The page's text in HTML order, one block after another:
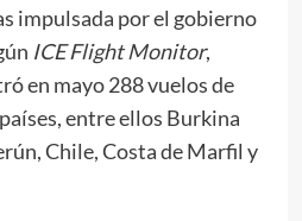
impulsada por el gobierno
ICE Flight Monitor,
en mayo 288 vuelos de
entre ellos Burkina
Chile, Costa de Marfil y